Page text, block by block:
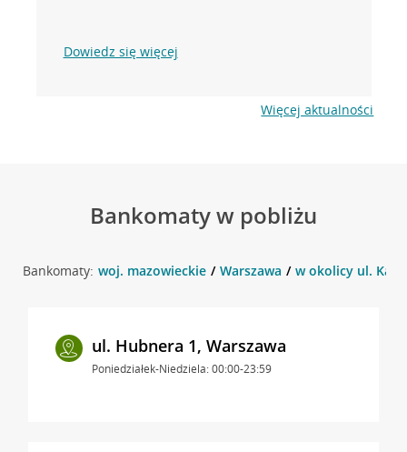
Dowiedz się więcej
Więcej aktualności
Bankomaty w pobliżu
Bankomaty: woj. mazowieckie Warszawa w okolicy ul.
ul. Hubnera 1, Warszawa
Poniedziałek-Niedziela: 00:00-23:59